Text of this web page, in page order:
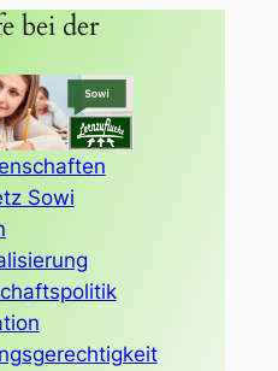
bei der
Sowi